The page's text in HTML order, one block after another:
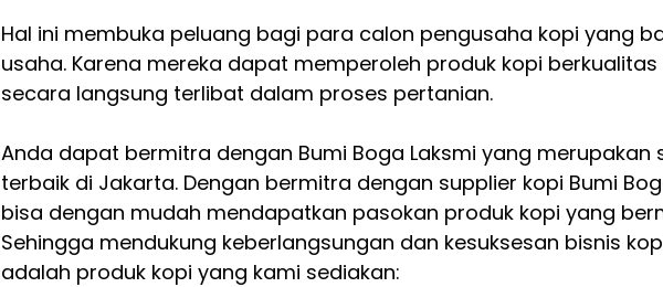
Hal ini membuka peluang bagi para calon pengusaha kopi yang
usaha. Karena mereka dapat memperoleh produk kopi
secara langsung terlibat dalam proses pertanian.
Anda dapat bermitra dengan Bumi Boga Laksmi yang merupakan
terbaik di Jakarta. Dengan bermitra dengan supplier kopi Bumi
bisa dengan mudah mendapatkan pasokan produk kopi yang
Sehingga mendukung keberlangsungan dan kesuksesan bisnis
adalah produk kopi yang kami sediakan: